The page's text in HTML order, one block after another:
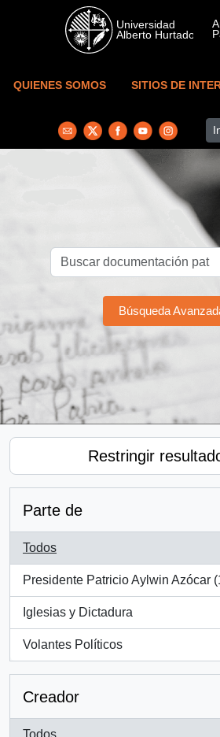
Skip to main content
QUIENES SOMOS SITIOS DE
Búsqueda
Restringir
Parte de
Todos
Presidente Patricio Aylwin Azócar
, 200 resultados
Iglesias y Dictadura
, 8 resultados
Volantes Políticos
, 7 resultados
Creador
Todos